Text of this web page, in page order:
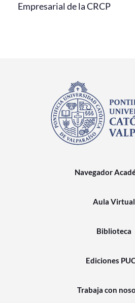
Empresarial de la CRCP
Navegador
Aula Virtual
Biblioteca
Ediciones
Trabaja con